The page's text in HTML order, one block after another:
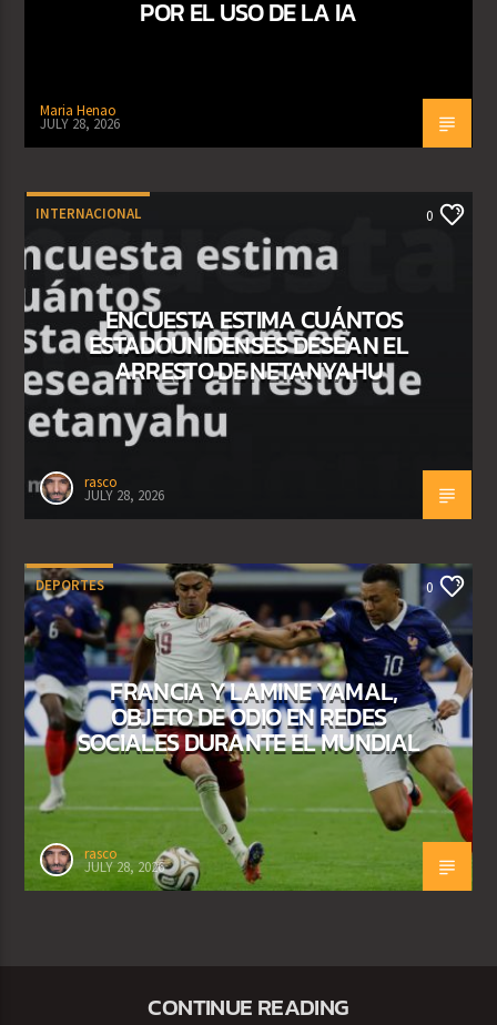
POR EL USO DE LA IA
Maria Henao
JULY 28, 2026
INTERNACIONAL 0
ENCUESTA ESTIMA CUÁNTOS
ESTADOUNIDENSES DESEAN EL
ARRESTO DE NETANYAHU
rasco
JULY 28, 2026
DEPORTES 0
FRANCIA Y LAMINE YAMAL,
OBJETO DE ODIO EN REDES
SOCIALES DURANTE EL MUNDIAL
rasco
JULY 28, 2026
CONTINUE READING